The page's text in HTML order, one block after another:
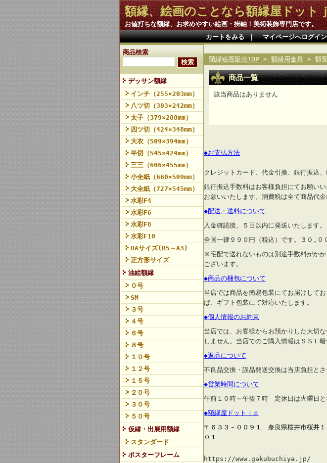
額縁、絵画のことなら額縁屋ドット
お値打ちな額縁、お求めやすい絵画・掛軸！美術装飾専門店です。
カートをみる｜ マイページへログイン
商品検索
デッサン額縁
インチ（255×203mm）
八ツ切（303×242mm）
太子（379×288mm）
四ツ切（424×348mm）
大衣（509×394mm）
半切（545×424mm）
三三（606×455mm）
小全紙（660×509mm）
大全紙（727×545mm）
水彩F4
水彩F6
水彩F8
水彩F10
OAサイズ(B5～A3)
正方形サイズ
油絵額縁
０号
SM
３号
４号
６号
８号
１０号
１２号
１５号
２０号
３０号
５０号
仮縁・出展用額縁
スタンダード
ポスターフレーム
額縁絵画販売TOP > 額縁用金具 > 額
商品一覧
該当商品はありません
◆お支払方法
クレジットカード、代金引換、銀行振込
銀行振込手数料はお客様負担にてお願い
お願いいたします。消費税は全て商品代金
◆配送・送料について
入金確認後、５日以内に発送いたします。
全国一律９９０円（税込）です。３０,０
※宅配で送れないものは別途手数料がか
ございます。
◆商品の梱包について
当店では商品を簡易包装にてお届けして
ば、ギフト包装にて対応いたします。
◆個人情報のお約束
当店では、お客様からお預かりした大切
しません。当店でのご購入情報はＳＳＬ
◆返品について
不良品交換・誤品発送交換は当店負担と
◆営業時間について
午前１０時～午後７時 定休日は火曜日と
◆額縁屋ドットｊｐ
〒６３３－００９１ 奈良県桜井市桜井
０１
https://www.gakubuchiya.jp/